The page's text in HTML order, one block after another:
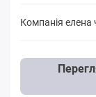
Компанія